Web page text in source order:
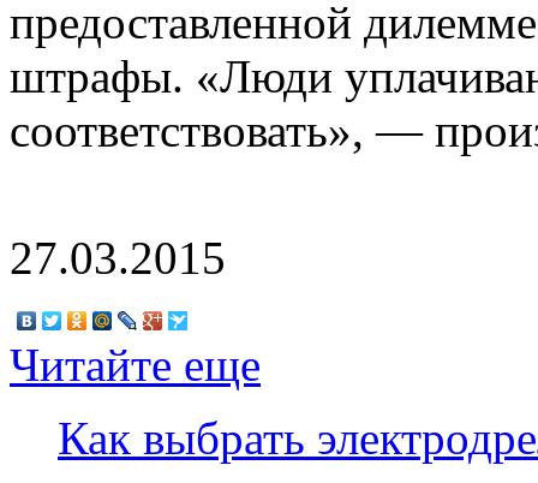
предоставленной
штрафы. «Люди
соответствовать», —
27.03.2015
Читайте еще
Как выбрать